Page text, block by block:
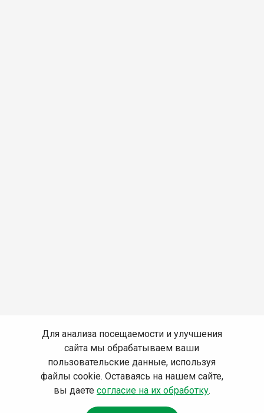
Для анализа посещаемости и улучшения
сайта мы обрабатываем ваши
пользовательские данные, используя
файлы cookie. Оставаясь на нашем сайте,
вы даете согласие на их обработку.